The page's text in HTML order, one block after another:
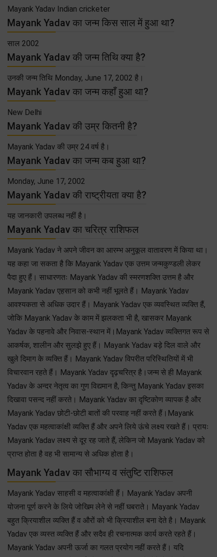
Mayank Yadav Indian cricketer
Mayank Yadav का जन्म किस साल में हुआ था?
साल 2002
Mayank Yadav की जन्म तिथि क्या है?
उनकी जन्म तिथि Monday, June 17, 2002 है।
Mayank Yadav का जन्म कहाँ हुआ था?
New Delhi
Mayank Yadav की उम्र कितनी है?
Mayank Yadav की उम्र 24 वर्ष है।
Mayank Yadav का जन्म कब हुआ था?
Monday, June 17, 2002
Mayank Yadav की राष्ट्रीयता क्या है?
यह जानकारी उपलब्ध नहीं है।
Mayank Yadav का चरित्र राशिफल
Mayank Yadav ने अपने जीवन का आरम्भ अनुकूल वातावरण में किया था।
यह कहा जा सकता है कि Mayank Yadav एक उत्तम जन्मकुण्डली लेकर
पैदा हुए हैं। साधारणतः Mayank Yadav की स्मरणशक्ति उत्तम है और
Mayank Yadav एहसान को कभी नहीं भूलते हैं। Mayank Yadav
आवश्यकता से अधिक उदार हैं। Mayank Yadav एक व्यवस्थित व्यक्ति हैं,
जोकि Mayank Yadav के काम में झलकता भी है, खासकर Mayank
Yadav के पहनावे और निवास-स्थान में।Mayank Yadav व्यक्तिगत रूप से
आकर्षक, शालीन और सुलझे हुए हैं। Mayank Yadav बड़े दिल वाले और
खुले दिमाग के व्यक्ति हैं। Mayank Yadav विपरीत परिस्थितियों में भी
विचारवान रहते हैं। Mayank Yadav दृढ़चरित्र है।जन्म से ही Mayank
Yadav के अन्दर नेतृत्व का गुण विद्यमान है, किन्तु Mayank Yadav इसका
दिखावा पसन्द नहीं करते। Mayank Yadav का दृष्टिकोण व्यापक है और
Mayank Yadav छोटी-छोटी बातों की परवाह नहीं करते हैं।Mayank
Yadav एक महत्वाकांक्षी व्यक्ति हैं और अपने लिये ऊंचे लक्ष्य रखते हैं। प्रायः
Mayank Yadav लक्ष्य से दूर रह जाते हैं, लेकिन जो Mayank Yadav को
प्राप्त होता है वह भी सामान्य से अधिक होता है।
Mayank Yadav का सौभाग्य व संतुष्टि राशिफल
Mayank Yadav साहसी व महत्वाकांक्षी हैं। Mayank Yadav अपनी
योजना पूर्ण करने के लिये जोखिम लेने से नहीं घबराते। Mayank Yadav
बहुत क्रियाशील व्यक्ति हैं व औरों को भी क्रियाशील बना देते है। Mayank
Yadav एक व्यस्त व्यक्ति हैं और सदैव ही रचनात्मक कार्य करते रहते हैं।
Mayank Yadav अपनी ऊर्जा का गलत प्रयोग नहीं करते हैं। यदि